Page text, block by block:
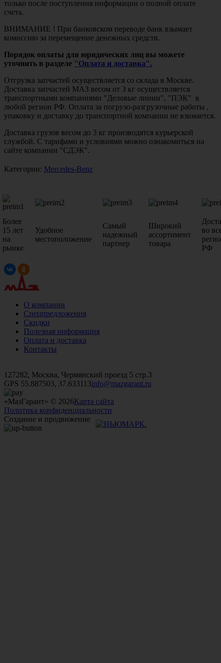
только после поступления информации о полной оплате
счета.
ВНИМАНИЕ ! При банковском переводе банк взымает
комиссию за перемещение денежных средств.
Порядок оплаты для юридических лиц вы можете
уточнить в разделе "Оплата и доставка".
Отгрузка запчастей осуществляется со склада в Москве.
Доставка запчастей МАЗ весом от 3 кг осуществляется
транспортными компаниями "Деловые линии", "ПЭК" в
любой регион РФ. Оплата за погрузо-разгрузочные работы ,
упаковку и доставку до транспортной компании не взимается.
Доставка грузов весом до 3 кг производятся курьерской
службой. С тарифами и условиями можно ознакомиться на
сайте компании "СДЭК".
Категории: Mercedes-Benz
Более
15 лет
на
рынке
Удобное
местоположение
Самый
надежный
партнер
Широкий
ассортимент
товара
во
РФ
О компании
Спецпредложения
Скидки
Полезная информация
Оплата и доставка
Контакты
127282, Москва, Чермянский проезд 5 стр.3
GPS 55.887503, 37.633113info@mazgarant.ru
«МазГарант» © 2026Карта сайта
Политика конфиденциальности
Создание и продвижение